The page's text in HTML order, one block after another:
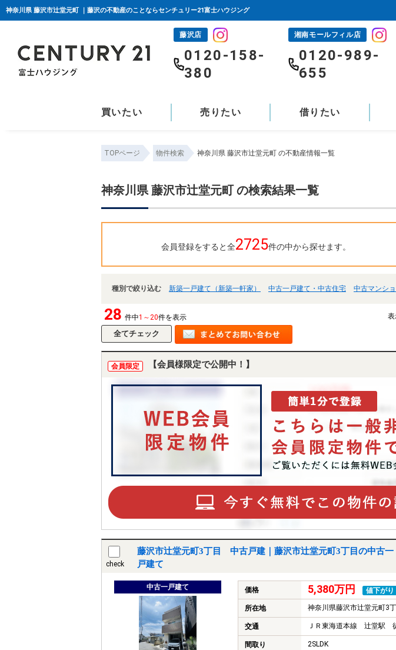
神奈川県 藤沢市辻堂元町 ｜藤沢の不動産のことならセンチュリー21富士ハウジング
藤沢店
0120-158-
380
湘南モールフィル店
0120-989-
655
買いたい 売りたい 借りたい
TOPページ 物件検索 神奈川県 藤沢市辻堂元町 の不動産情報一覧
神奈川県 藤沢市辻堂元町 の検索結果一覧
会員登録をすると全2725件の中から探せます。
種別で絞り込む 新築一戸建て（新築一軒家） 中古一戸建て・中古住宅 中古マンシ
28 件中1～20件を表示
会員限定 【会員様限定で公開中！】
check
藤沢市辻堂元町3丁目 中古戸建｜藤沢市辻堂元町3丁目の中古一
戸建て
中古一戸建て 価格 5,380万円 値下がり
所在地 神奈川県藤沢市辻堂元町3
交通 ＪＲ東海道本線 辻堂駅
間取り 2SLDK